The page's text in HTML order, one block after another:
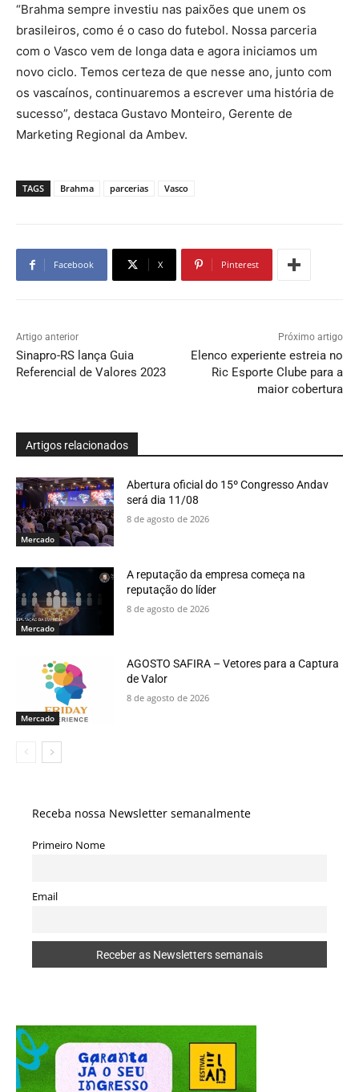
“Brahma sempre investiu nas paixões que unem os
brasileiros, como é o caso do futebol. Nossa parceria
com o Vasco vem de longa data e agora iniciamos um
novo ciclo. Temos certeza de que nesse ano, junto com
os vascaínos, continuaremos a escrever uma história de
sucesso”, destaca Gustavo Monteiro, Gerente de
Marketing Regional da Ambev.
TAGS Brahma parcerias Vasco
Facebook X Pinterest
Artigo anterior
Sinapro-RS lança Guia
Referencial de Valores 2023
Próximo artigo
Elenco experiente estreia no
Ric Esporte Clube para a
maior cobertura
Artigos relacionados
Mercado
Abertura oficial do 15º Congresso Andav
será dia 11/08
8 de agosto de 2026
Mercado
A reputação da empresa começa na
reputação do líder
8 de agosto de 2026
Mercado
AGOSTO SAFIRA – Vetores para a Captura
de Valor
8 de agosto de 2026
Receba nossa Newsletter semanalmente
Primeiro Nome
Email